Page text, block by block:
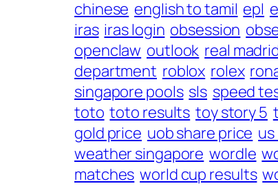
chinese english to tamil epl
iras iras login obsession
openclaw outlook real
department roblox rolex
singapore pools sls speed
toto toto results toy story 5
gold price uob share price
weather singapore wordle
matches world cup results